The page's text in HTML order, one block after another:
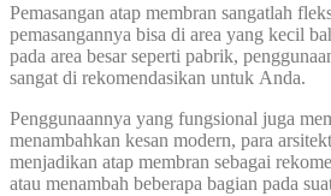
Pemasangan atap membran sangatlah
pemasangannya bisa di area yang kecil
pada area besar seperti pabrik,
sangat di rekomendasikan untuk Anda.
Penggunaannya yang fungsional juga
menambahkan kesan modern, para
menjadikan atap membran sebagai
atau menambah beberapa bagian pada